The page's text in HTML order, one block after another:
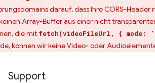
darauf, dass Ihre CORS-
Array-Buffer aus einer nicht
die mit fetch(videoFileUrl, { mode:
können wir keine Video- oder
Support